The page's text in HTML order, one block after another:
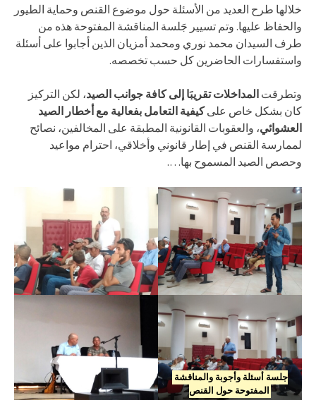
خلالها طرح العديد من الأسئلة حول موضوع القنص وحماية الطيور
والحفاظ عليها. وتم تسيير جَلسة المناقشة المفتوحة هذه من
طرف السيدان محمد نوري ومحمد أمزيان الذين أجابوا على أسئلة
واستفسارات الحاضرين كل حسب تخصصه.
وتطرقت المداخلات تقريبَا إلى كافة جوانب الصيد، لكن التركيز
كان بشكل خاص علىكيفية التعامل بفعالية مع أخطار الصيد
العشوائي، والعقوبات القانونية المطبقة على المخالفين، نصائح
لممارسة القنص في إطار قانوني وأخلاقي، احترام مواعيد
وحصص الصيد المسموح بها….
جلسة أسئلة وأجوبة والمناقشة
المفتوحة حول القنص